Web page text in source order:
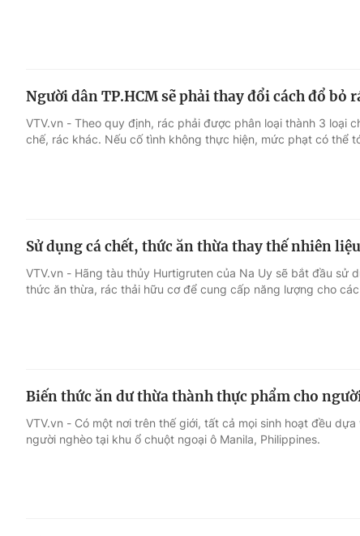
Người dân TP.HCM sẽ phải thay đổi cách đổ bỏ
VTV.vn - Theo quy định, rác phải được phân loại thành 3 loại
chế, rác khác. Nếu cố tình không thực hiện, mức phạt có thể
Sử dụng cá chết, thức ăn thừa thay thế nhiên
VTV.vn - Hãng tàu thủy Hurtigruten của Na Uy sẽ bắt đầu sử
thức ăn thừa, rác thải hữu cơ để cung cấp năng lượng cho
Biến thức ăn dư thừa thành thực phẩm cho
VTV.vn - Có một nơi trên thế giới, tất cả mọi sinh hoạt đều
người nghèo tại khu ổ chuột ngoại ô Manila, Philippines.